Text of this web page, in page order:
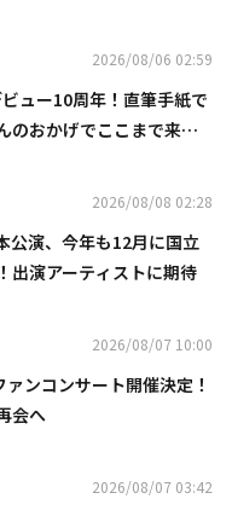
2026/08/06 02:59
ュー10周年！直筆手紙で
のおかげでここまで来ら
2026/08/08 02:28
公演、今年も12月に国立
出演アーティストに期待
2026/08/07 10:00
ンコンサート開催決定！
会へ
2026/08/07 03:42